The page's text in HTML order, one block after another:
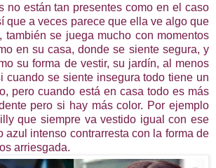
no están tan presentes como en el caso
que a veces parece que ella ve algo que
también se juega mucho con momentos
en su casa, donde se siente segura, y
su forma de vestir, su jardín, al menos
cuando se siente insegura todo tiene un
pero cuando está en casa todo es más
pero si hay más color. Por ejemplo
que siempre va vestido igual con ese
azul intenso contrarresta con la forma de
arriesgada.